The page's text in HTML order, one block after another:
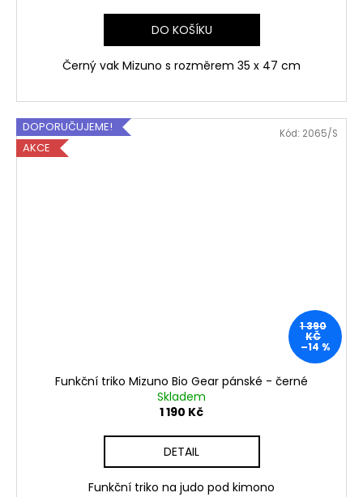
DO KOŠÍKU
Černý vak Mizuno s rozměrem 35 x 47 cm
DOPORUČUJEME!
AKCE
1 390
KČ
–14 %
Funkční triko Mizuno Bio Gear pánské - černé
Skladem
1 190 Kč
DETAIL
Funkční triko na judo pod kimono
Kód: 2065/S